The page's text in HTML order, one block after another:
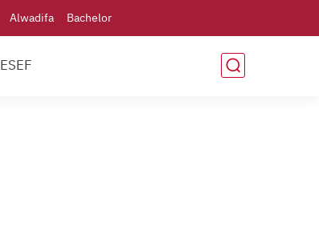
Alwadifa Bachelor
ESEF